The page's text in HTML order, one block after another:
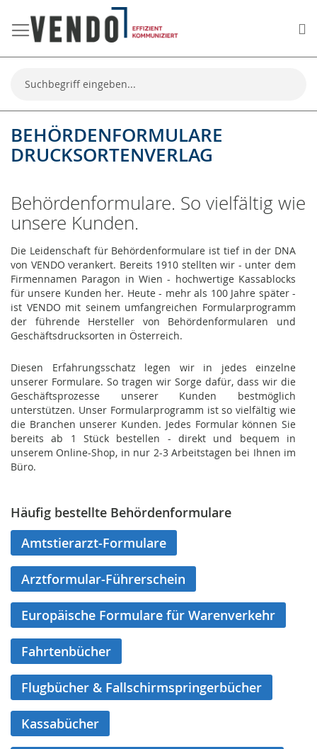
Suche
BEHÖRDENFORMULARE
DRUCKSORTENVERLAG
Behördenformulare. So vielfältig wie
unsere Kunden.
Die Leidenschaft für Behördenformulare ist tief in der DNA
von VENDO verankert. Bereits 1910 stellten wir - unter dem
Firmennamen Paragon in Wien - hochwertige Kassablocks
für unsere Kunden her. Heute - mehr als 100 Jahre später -
ist VENDO mit seinem umfangreichen Formularprogramm
der führende Hersteller von Behördenformularen und
Geschäftsdrucksorten in Österreich.
Diesen Erfahrungsschatz legen wir in jedes einzelne
unserer Formulare. So tragen wir Sorge dafür, dass wir die
Geschäftsprozesse unserer Kunden bestmöglich
unterstützen. Unser Formularprogramm ist so vielfältig wie
die Branchen unserer Kunden. Jedes Formular können Sie
bereits ab 1 Stück bestellen - direkt und bequem in
unserem Online-Shop, in nur 2-3 Arbeitstagen bei Ihnen im
Büro.
Häufig bestellte Behördenformulare
Amtstierarzt-Formulare
Arztformular-Führerschein
Europäische Formulare für Warenverkehr
Fahrtenbücher
Flugbücher & Fallschirmspringerbücher
Kassabücher